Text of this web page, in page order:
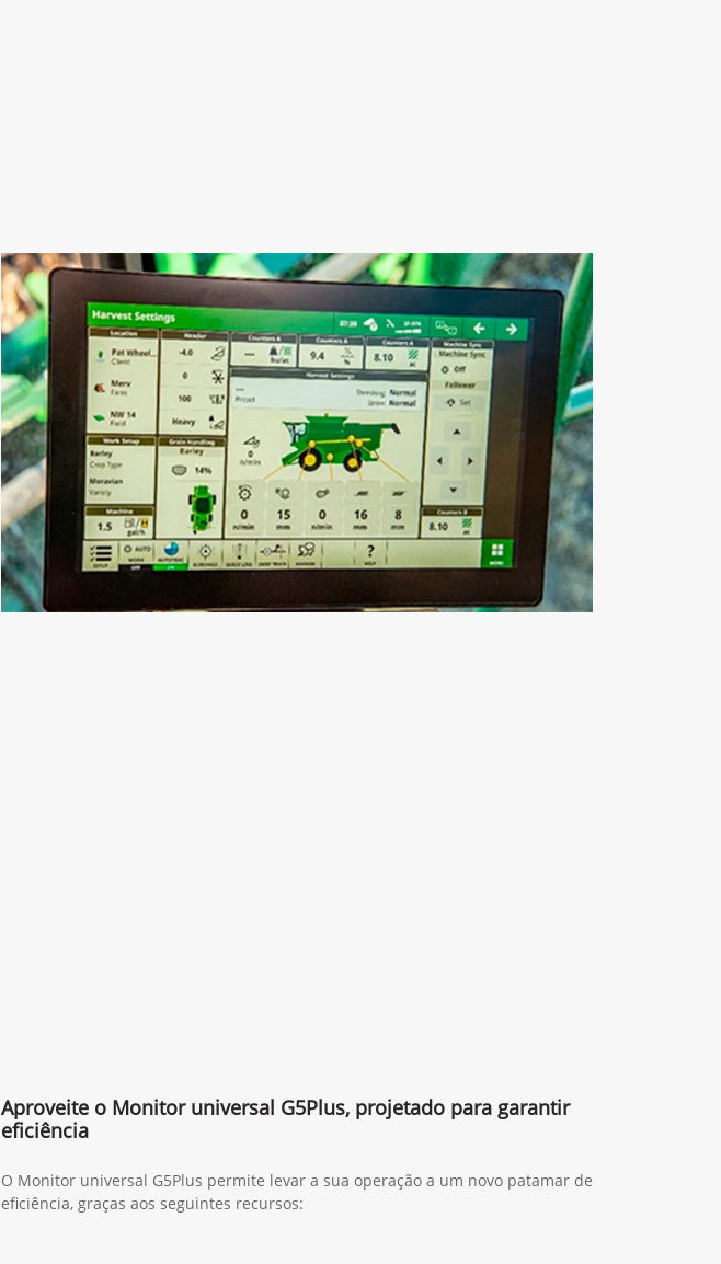
Aproveite o Monitor universal G5Plus, projetado para garantir
eficiência
O Monitor universal G5Plus permite levar a sua operação a um novo patamar de
eficiência, graças aos seguintes recursos: